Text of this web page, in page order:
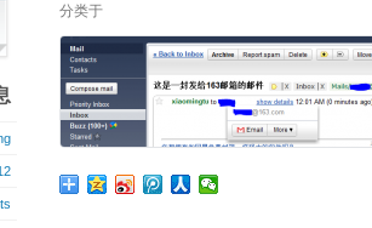
分类于